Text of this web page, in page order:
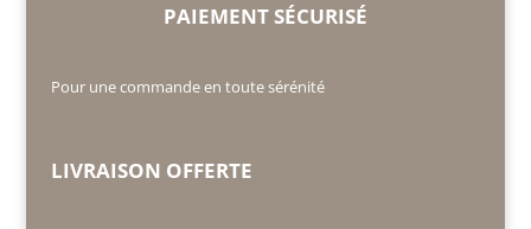
PAIEMENT SÉCURISÉ
Pour une commande en toute sérénité
LIVRAISON OFFERTE